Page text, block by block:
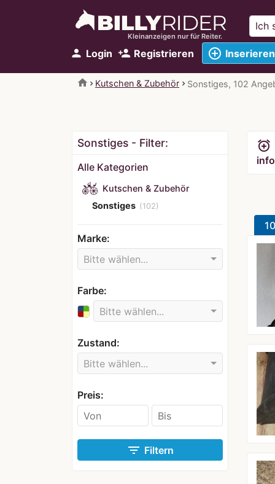
Kleinanzeigen nur für Reiter.
person Login person_add Registrieren add_circle_outline Inserieren
home Kutschen & Zubehör Sonstiges, 102
Sonstiges - Filter:
Alle Kategorien
Kutschen & Zubehör
Sonstiges (102)
Marke:
Bitte wählen...
Farbe:
Bitte wählen...
Zustand:
Bitte wählen...
Preis:
filter_list Filtern
alarm_add